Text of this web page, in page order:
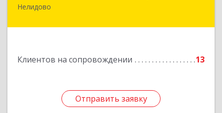
Нелидово
Клиентов на сопровождении 13
Отправить заявку
172527, Тверская обл, Нелидово г, Матросова
Отправить заявку